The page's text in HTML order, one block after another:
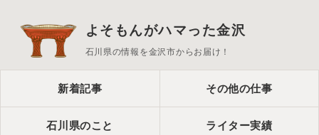
よそもんがハマった金沢
石川県の情報を金沢市からお届け！
新着記事 その他の仕事
石川県のこと ライター実績